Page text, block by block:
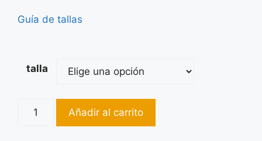
Guía de tallas
talla
Añadir al carrito